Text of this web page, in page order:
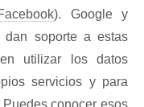
). Google y
dan soporte a estas
utilizar los datos
servicios y para
conocer esos